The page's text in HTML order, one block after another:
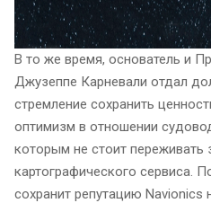
В то же время, основатель и
Джузеппе Карневали отдал
стремление сохранить
оптимизм в отношении
которым не стоит переживать
картографического сервиса.
сохранит репутацию Navionics